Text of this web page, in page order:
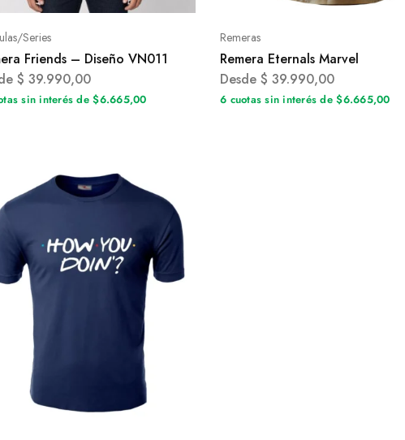
Series
Friends – Diseño VN011
$ 39.990,00
sin interés de $6.665,00
Remeras
Remera Eternals Marvel
Desde $ 39.990,00
6 cuotas sin interés de $6.665,00